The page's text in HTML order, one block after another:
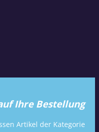
Ihre Bestellung
Artikel der Kategorie